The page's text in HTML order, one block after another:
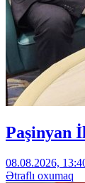
Paşinyan
08.08.2026,
Ətraflı oxumaq